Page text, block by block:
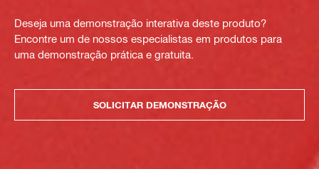
Deseja uma demonstração interativa deste produto?
Encontre um de nossos especialistas em produtos para
uma demonstração prática e gratuita.
SOLICITAR DEMONSTRAÇÃO